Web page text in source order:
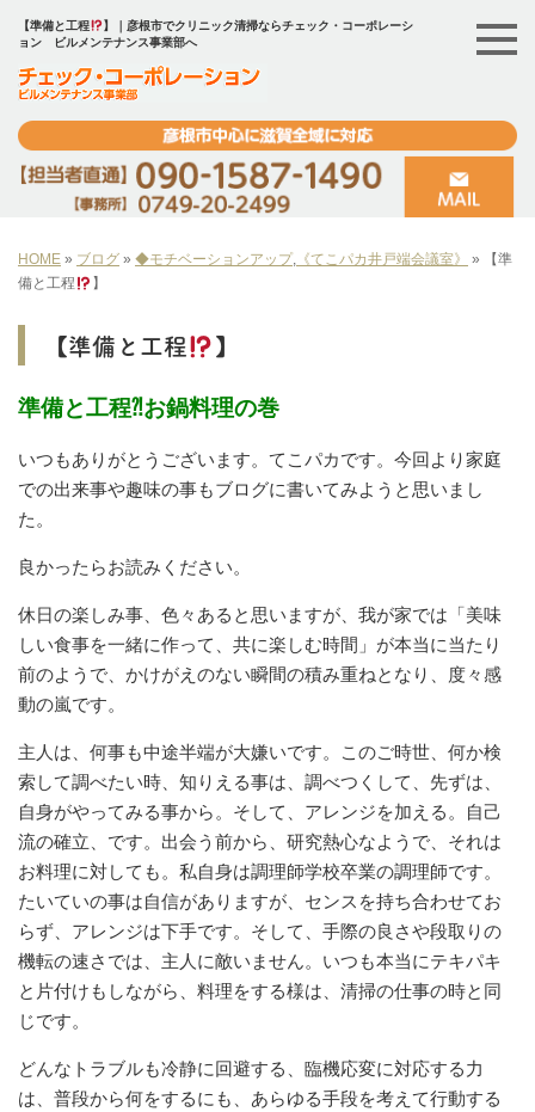
【準備と工程
】｜彦根市でクリニック清掃ならチェック・コーポレーシ
ョン ビルメンテナンス事業部へ
HOME » ブログ » ◆モチベーションアップ, 《てこパカ井戸端会議室》 »
【準
備と工程
】
【準備と工程 】
準備と工程⁈お鍋料理の巻
いつもありがとうございます。てこパカです。今回より家庭
での出来事や趣味の事もブログに書いてみようと思いまし
た。
良かったらお読みください。
休日の楽しみ事、色々あると思いますが、我が家では「美味
しい食事を一緒に作って、共に楽しむ時間」が本当に当たり
前のようで、かけがえのない瞬間の積み重ねとなり、度々感
動の嵐です。
主人は、何事も中途半端が大嫌いです。このご時世、何か検
索して調べたい時、知りえる事は、調べつくして、先ずは、
自身がやってみる事から。そして、アレンジを加える。自己
流の確立、です。出会う前から、研究熱心なようで、それは
お料理に対しても。私自身は調理師学校卒業の調理師です。
たいていの事は自信がありますが、センスを持ち合わせてお
らず、アレンジは下手です。そして、手際の良さや段取りの
機転の速さでは、主人に敵いません。いつも本当にテキパキ
と片付けもしながら、料理をする様は、清掃の仕事の時と同
じです。
どんなトラブルも冷静に回避する、臨機応変に対応する力
は、普段から何をするにも、あらゆる手段を考えて行動する